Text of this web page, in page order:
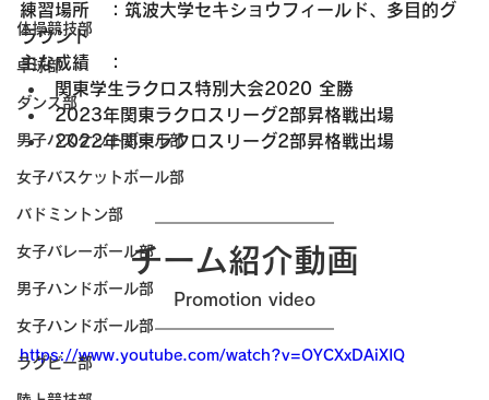
体操競技部
卓球部
ダンス部
男子バスケットボール部
女子バスケットボール部
バドミントン部
女子バレーボール部
男子ハンドボール部
女子ハンドボール部
ラグビー部
練習場所　：筑波大学セキショウフィールド、多目的グ
ラウンド
主な成績　：
関東学生ラクロス特別大会2020 全勝
2023年関東ラクロスリーグ2部昇格戦出場
2022年関東ラクロスリーグ2部昇格戦出場
チーム紹介動画
Promotion video
https://www.youtube.com/watch?v=OYCXxDAiXIQ